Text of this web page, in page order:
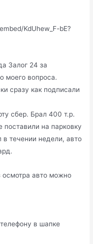
KdUhew_F-bE?
Залог 24 за
моего вопроса.
сразу как подписали
сбер. Брал 400 т.р.
поставили на парковку
течении недели, авто
осмотра авто можно
в шапке